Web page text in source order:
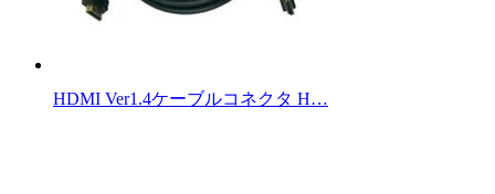
HDMI Ver1.4ケーブルコネクタ H…